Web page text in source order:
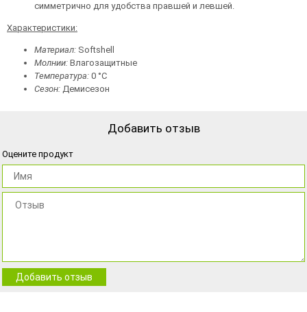
симметрично для удобства правшей и левшей.
Характеристики:
Материал: Softshell
Молнии: Влагозащитные
Температура: 0 °C
Сезон: Демисезон
Добавить отзыв
Оцените продукт
Добавить отзыв